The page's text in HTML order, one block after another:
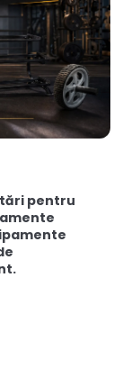
pentru